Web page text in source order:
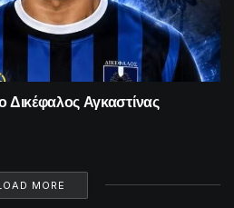
Αγκαστίνας
MORE